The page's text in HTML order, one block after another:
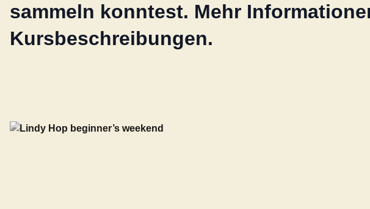
sammeln konntest. Mehr
Kursbeschreibungen.